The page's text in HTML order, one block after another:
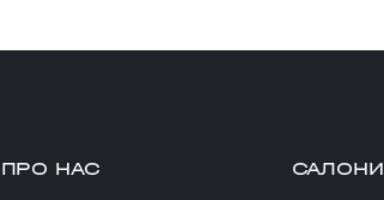
ПРО НАС САЛОНИ